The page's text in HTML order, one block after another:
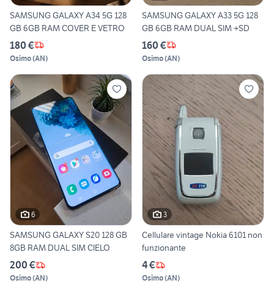
SAMSUNG GALAXY A34 5G 128
GB 6GB RAM COVER E VETRO
180 €
Osimo(AN)
SAMSUNG GALAXY A33 5G 128
GB 6GB RAM DUAL SIM +SD
160 €
Osimo(AN)
6
SAMSUNG GALAXY S20 128 GB
8GB RAM DUAL SIM CIELO
200 €
Osimo(AN)
3
Cellulare vintage Nokia 6101 non
funzionante
4 €
Osimo(AN)